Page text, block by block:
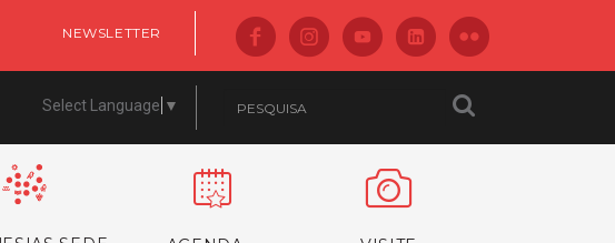
NEWSLETTER
Select Language ▼